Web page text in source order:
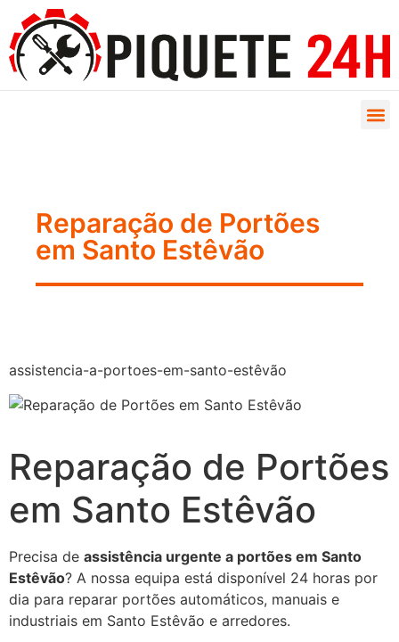
Reparação de Portões
em Santo Estêvão
assistencia-a-portoes-em-santo-estêvão
Reparação de Portões
em Santo Estêvão
Precisa de assistência urgente a portões em Santo
Estêvão? A nossa equipa está disponível 24 horas por
dia para reparar portões automáticos, manuais e
industriais em Santo Estêvão e arredores.